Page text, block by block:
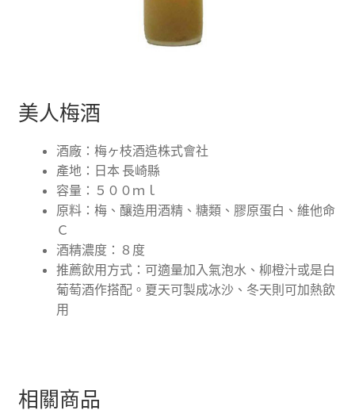
美人梅酒
酒廠：梅ヶ枝酒造株式會社
產地：日本 長崎縣
容量： ５００ｍｌ
原料：梅、釀造用酒精、糖類、膠原蛋白、維他命
Ｃ
酒精濃度： ８度
推薦飲用方式：可適量加入氣泡水、柳橙汁或是白
葡萄酒作搭配。夏天可製成冰沙、冬天則可加熱飲
用
相關商品